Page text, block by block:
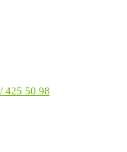
425 50 98